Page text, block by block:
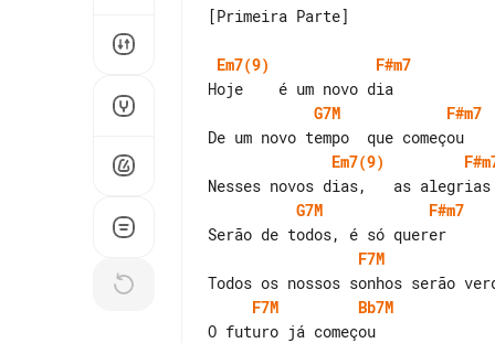
[Primeira Parte]
Em7(9)
F#m7
G7M
F#m7
Em7(9)
G7M
F#m7
F7M
F7M
Bb7M
O futuro já começou